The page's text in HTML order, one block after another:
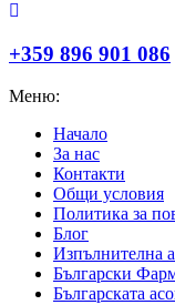
+359 896 901 086
Меню:
Начало
За нас
Контакти
Общи условия
Политика за
Блог
Изпълнителна
Български
Българската